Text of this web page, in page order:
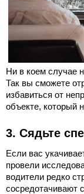
Ни в коем случае
Так вы сможете
избавиться от
объекте, который
3. Сядьте
Если вас
провели
водители редко
сосредотачивают